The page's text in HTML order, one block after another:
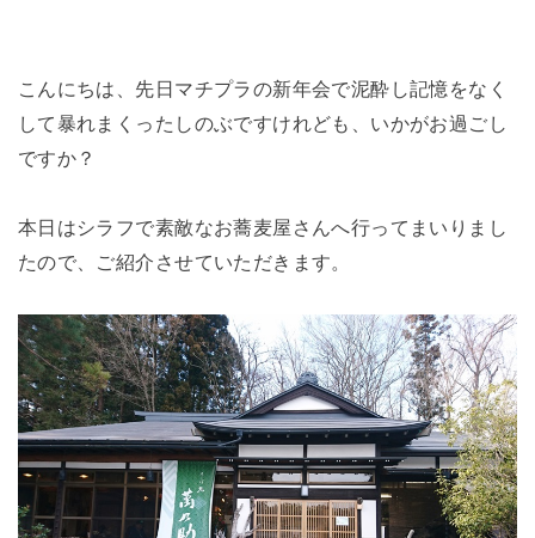
こんにちは、先日マチプラの新年会で泥酔し記憶をなく
して暴れまくったしのぶですけれども、いかがお過ごし
ですか？
本日はシラフで素敵なお蕎麦屋さんへ行ってまいりまし
たので、ご紹介させていただきます。